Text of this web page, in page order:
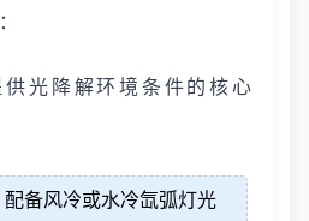
供光降解环境条件的核心
备风冷或水冷氙弧灯光